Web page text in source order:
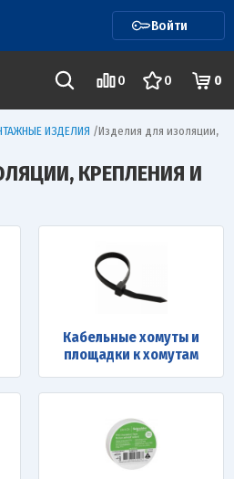
Войти
0 0 0
ИЗДЕЛИЯ /Изделия для изоляции,
КРЕПЛЕНИЯ И
Кабельные хомуты и
площадки к хомутам